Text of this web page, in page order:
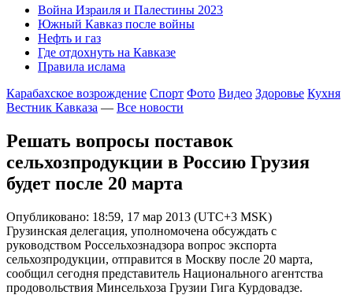
Война Израиля и Палестины 2023
Южный Кавказ после войны
Нефть и газ
Где отдохнуть на Кавказе
Правила ислама
Карабахское возрождение Спорт Фото Видео Здоровье Кухня
Вестник Кавказа — Все новости
Решать вопросы поставок
сельхозпродукции в Россию Грузия
будет после 20 марта
Опубликовано: 18:59, 17 мар 2013 (UTC+3 MSK)
Грузинская делегация, уполномочена обсуждать с
руководством Россельхознадзора вопрос экспорта
сельхозпродукции, отправится в Москву после 20 марта,
сообщил сегодня представитель Национального агентства
продовольствия Минсельхоза Грузии Гига Курдовадзе.